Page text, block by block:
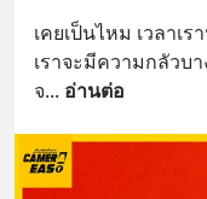
เคยเป็นไหม เวลาเ
เราจะมีความกลัวบ
จ... อ่านต่อ